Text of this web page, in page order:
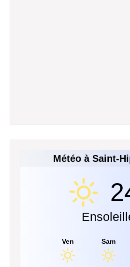
Météo à Saint-
Ven Sam